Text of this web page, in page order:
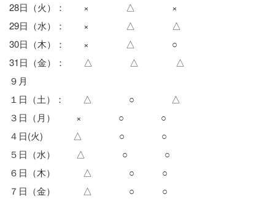
28日（火）： × △ ×
29日（水）： × △ △
30日（木）： × △ ○
31日（金）： △ △ △
９月
１日（土）： △ ○ △
３日（月） × ○ ○
４日(火) △ ○ ○
５日（水） △ ○ ○
６日（木） △ ○ ○
７日（金） △ ○ ○